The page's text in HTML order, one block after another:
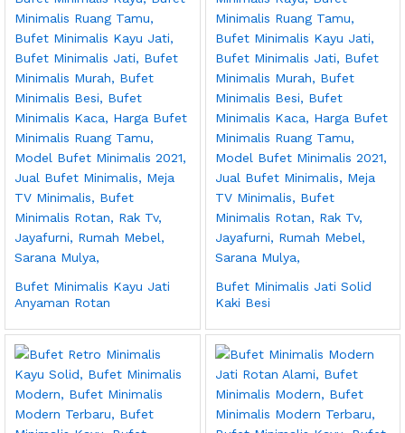
Bufet Minimalis Kayu Jati
Anyaman Rotan
Bufet Minimalis Jati Solid
Kaki Besi